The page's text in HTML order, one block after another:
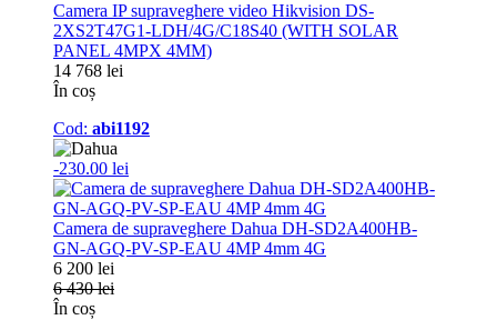
Camera IP supraveghere video Hikvision DS-
2XS2T47G1-LDH/4G/C18S40 (WITH SOLAR
PANEL 4MPX 4MM)
14 768 lei
În coș
Cod: abi1192
-230.00 lei
Camera de supraveghere Dahua DH-SD2A400HB-
GN-AGQ-PV-SP-EAU 4MP 4mm 4G
6 200 lei
6 430 lei
În coș